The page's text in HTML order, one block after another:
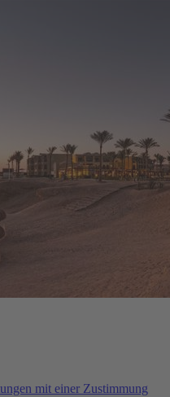
mit einer Zustimmung